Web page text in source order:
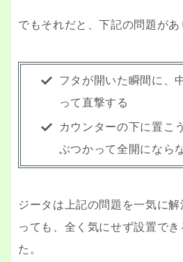
でもそれだと、下記の問題があ
フタが開いた瞬間に、
って直撃する
カウンターの下に置こ
ぶつかって全開になら
ジータは上記の問題を一気に
っても、全く気にせず設置で
た。